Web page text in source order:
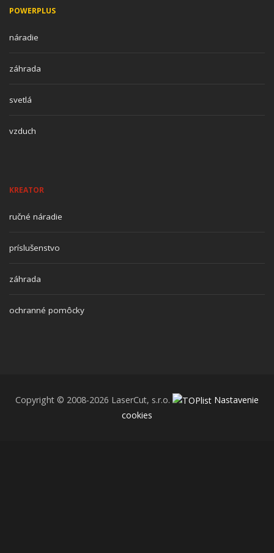
POWERPLUS
náradie
záhrada
svetlá
vzduch
KREATOR
ručné náradie
príslušenstvo
záhrada
ochranné pomôcky
Copyright © 2008-2026 LaserCut, s.r.o.
Nastavenie
cookies